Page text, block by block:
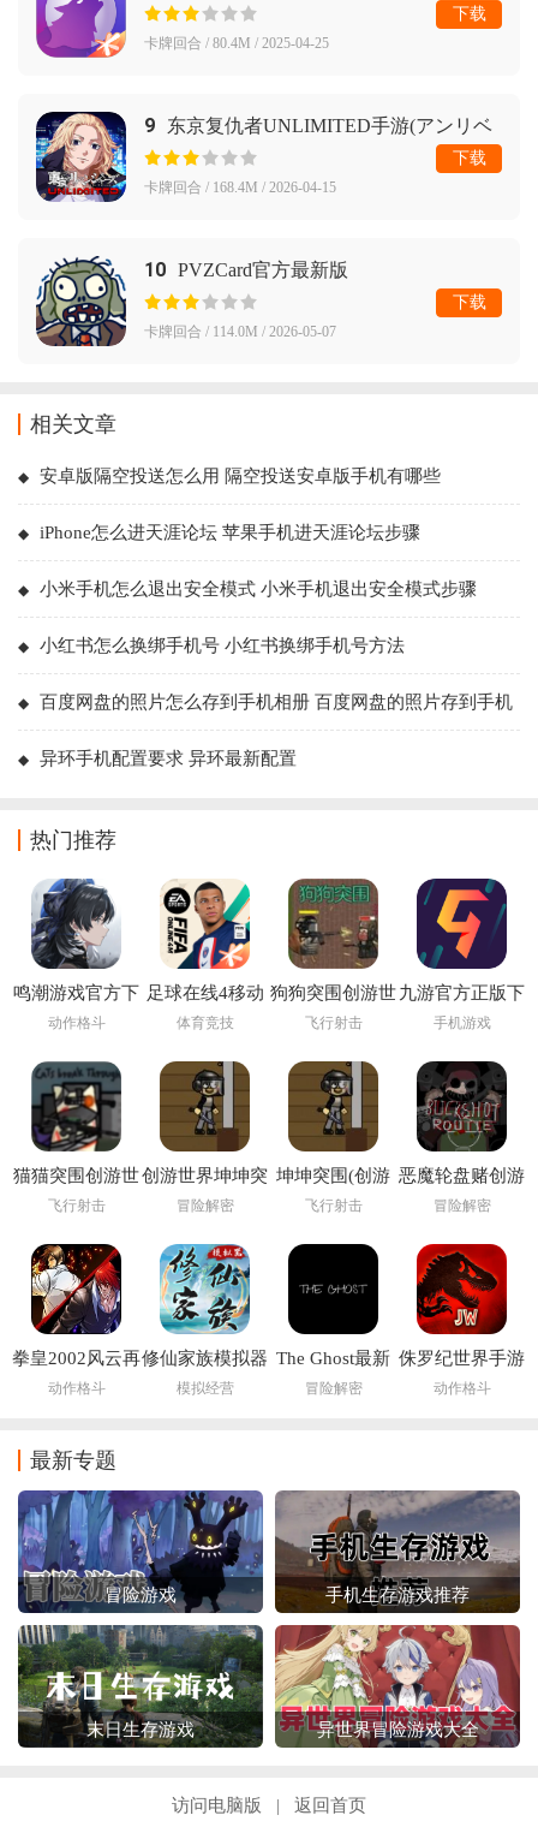
卡牌回合 / 80.4M / 2025-04-25
下载
9
东京复仇者UNLIMITED手游(アンリベ
安装器)
卡牌回合 / 168.4M / 2026-04-15
下载
10 PVZCard官方最新版
卡牌回合 / 114.0M / 2026-05-07
下载
相关文章
安卓版隔空投送怎么用 隔空投送安卓版手机有哪些
iPhone怎么进天涯论坛 苹果手机进天涯论坛步骤
小米手机怎么退出安全模式 小米手机退出安全模式步骤
小红书怎么换绑手机号 小红书换绑手机号方法
百度网盘的照片怎么存到手机相册 百度网盘的照片存到手机
异环手机配置要求 异环最新配置
热门推荐
鸣潮游戏官方下
载
动作格斗
足球在线4移动
版下载安装
M)
体育竞技
狗狗突围创游世
界
飞行射击
九游官方正版下
载
手机游戏
猫猫突围创游世
界
飞行射击
创游世界坤坤突
围小游戏
冒险解密
坤坤突围(创游
世界)
飞行射击
恶魔轮盘赌创游
版(创游世界)
冒险解密
拳皇2002风云再
起
动作格斗
修仙家族模拟器
6.2
模拟经营
The Ghost最新
版下载2026
冒险解密
侏罗纪世界手游
(Jurassic World
动作格斗
最新专题
冒险游戏 手机生存游戏推荐
末日生存游戏 异世界冒险游戏大全
访问电脑版 返回首页